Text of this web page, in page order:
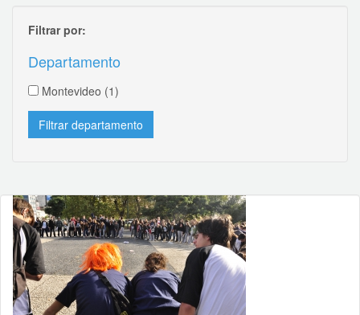
Filtrar por:
Departamento
Montevideo (1)